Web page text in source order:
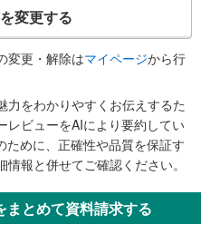
変更する
変更・解除はマイページから行
力をわかりやすくお伝えするた
レビューをAIにより要約してい
ために、正確性や品質を保証す
報と併せてご確認ください。
まとめて資料請求する